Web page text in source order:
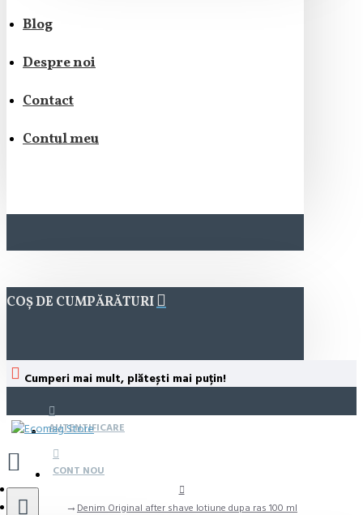
Blog
Despre noi
Contact
Contul meu
COȘ DE CUMPĂRĂTURI
Cumperi mai mult, plătești mai puțin!
AUTENTIFICARE
CONT NOU
Denim Original after shave lotiune dupa ras 100 ml